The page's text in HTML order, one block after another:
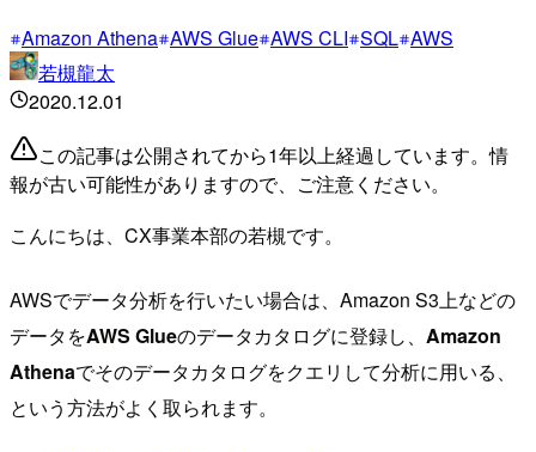
Amazon Athena AWS Glue AWS CLI SQL AWS
若槻龍太
2020.12.01
この記事は公開されてから1年以上経過しています。情
報が古い可能性がありますので、ご注意ください。
こんにちは、CX事業本部の若槻です。
AWSでデータ分析を行いたい場合は、Amazon S3上などの
データをAWS Glueのデータカタログに登録し、 Amazon
Athenaでそのデータカタログをクエリして分析に用いる、
という方法がよく取られます。